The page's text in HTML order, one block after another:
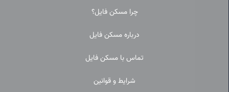
چرا مسکن فایل؟
درباره مسکن فایل
تماس با مسکن فایل
شرایط و قوانین